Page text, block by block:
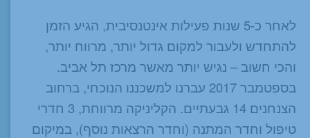
לאחר כ-5 שנות פעילות אינטנסיבית, הגיע הזמן
להתחדש ולעבור למקום גדול יותר, מרווח יותר,
והכי חשוב – נגיש יותר מאשר מרכז תל אביב.
בספטמבר 2017 עברנו למשכננו הנוכחי, ברחוב
הצנחנים 14 גבעתיים. הקליניקה מרווחת, 3 חדרי
טיפול וחדר המתנה (וחדר הרצאות נוסף), במיקום